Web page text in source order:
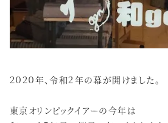
２０２０年、令和２年の幕が開けました。
東京オリンピックイアーの今年は